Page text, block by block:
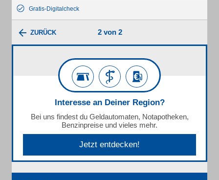
Gratis-Digitalcheck
ZURÜCK 2 von 2
Interesse an Deiner Region?
Bei uns findest du Geldautomaten, Notapotheken,
Benzinpreise und vieles mehr.
Jetzt entdecken!